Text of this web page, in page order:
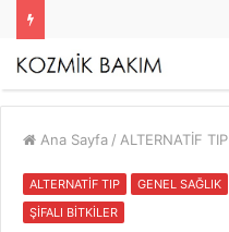
Ana Sayfa / ALTERNATİF TIP
ALTERNATİF TIP GENEL SAĞLIK
ŞİFALI BİTKİLER